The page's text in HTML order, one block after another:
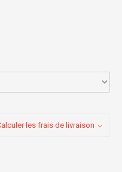
les frais de livraison